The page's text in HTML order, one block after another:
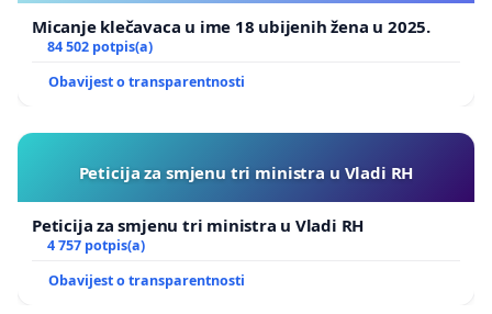
Micanje klečavaca u ime 18 ubijenih žena u 2025.
84 502 potpis(a)
Obavijest o transparentnosti
Peticija za smjenu tri ministra u Vladi RH
Peticija za smjenu tri ministra u Vladi RH
4 757 potpis(a)
Obavijest o transparentnosti